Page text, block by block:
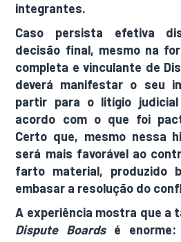
integrantes.
Caso persista efetiva
decisão final, mesmo na
completa e vinculante de
deverá manifestar o seu
partir para o litígio
acordo com o que foi
Certo que, mesmo nessa
será mais favorável ao
farto material, produzido
embasar a resolução do
A experiência mostra que a
Dispute Boardsé enorme: